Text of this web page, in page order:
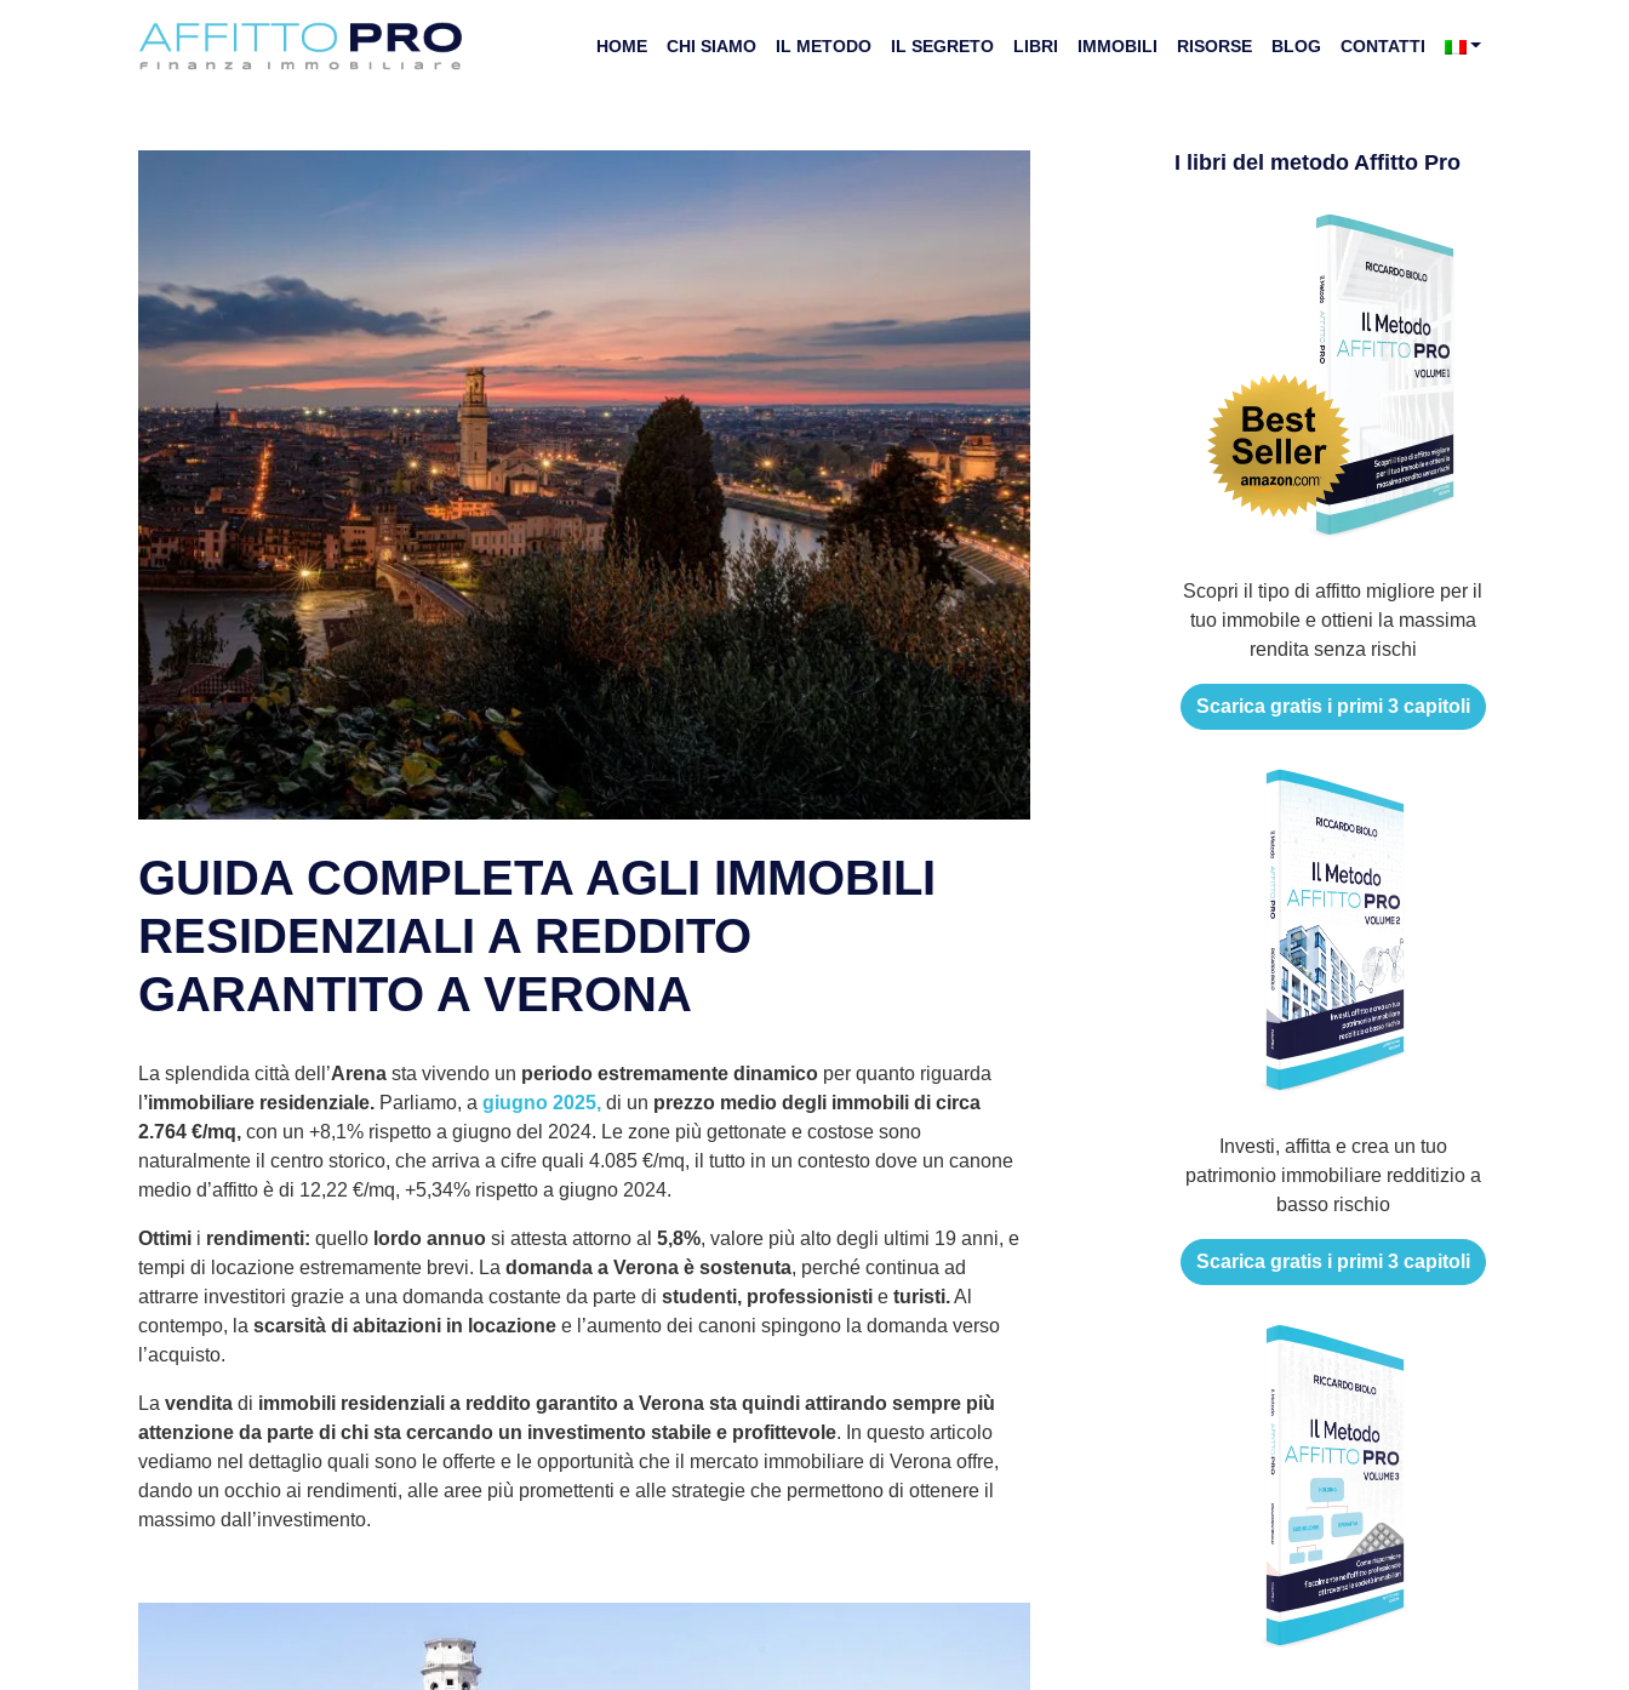
HOME CHI SIAMO IL METODO IL SEGRETO LIBRI IMMOBILI RISORSE BLOG CONTATTI
GUIDA COMPLETA AGLI IMMOBILI
RESIDENZIALI A REDDITO
GARANTITO A VERONA
La splendida città dell’Arena sta vivendo un periodo estremamente dinamico per quanto riguarda
’immobiliare residenziale. Parliamo, a giugno 2025, di un prezzo medio degli immobili di circa
2.764 €/mq, con un +8,1% rispetto a giugno del 2024. Le zone più gettonate e costose sono
naturalmente il centro storico, che arriva a cifre quali 4.085 €/mq, il tutto in un contesto dove un canone
medio d’affitto è di 12,22 €/mq, +5,34% rispetto a giugno 2024.
Ottimi i rendimenti: quello lordo annuo si attesta attorno al 5,8%, valore più alto degli ultimi 19 anni, e
tempi di locazione estremamente brevi. La domanda a Verona è sostenuta, perché continua ad
attrarre investitori grazie a una domanda costante da parte di studenti, professionisti e turisti.Al
contempo, la scarsità di abitazioni in locazione e l’aumento dei canoni spingono la domanda verso
l’acquisto.
La vendita di immobili residenziali a reddito garantito a Verona sta quindi attirando sempre più
attenzione da parte di chi sta cercando un investimento stabile e profittevole. In questo articolo
vediamo nel dettaglio quali sono le offerte e le opportunità che il mercato immobiliare di Verona offre,
dando un occhio ai rendimenti, alle aree più promettenti e alle strategie che permettono di ottenere il
massimo dall’investimento.
I libri del metodo Affitto Pro
Scopri il tipo di affitto migliore per il
tuo immobile e ottieni la massima
rendita senza rischi
Scarica gratis i primi 3 capitoli
Investi, affitta e crea un tuo
patrimonio immobiliare redditizio a
basso rischio
Scarica gratis i primi 3 capitoli